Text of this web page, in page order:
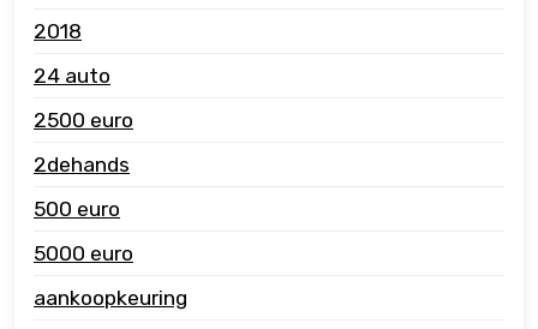
2018
24 auto
2500 euro
2dehands
500 euro
5000 euro
aankoopkeuring